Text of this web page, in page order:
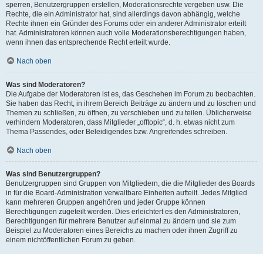
sperren, Benutzergruppen erstellen, Moderationsrechte vergeben usw. Die
Rechte, die ein Administrator hat, sind allerdings davon abhängig, welche
Rechte ihnen ein Gründer des Forums oder ein anderer Administrator erteilt
hat. Administratoren können auch volle Moderationsberechtigungen haben,
wenn ihnen das entsprechende Recht erteilt wurde.
Nach oben
Was sind Moderatoren?
Die Aufgabe der Moderatoren ist es, das Geschehen im Forum zu beobachten.
Sie haben das Recht, in ihrem Bereich Beiträge zu ändern und zu löschen und
Themen zu schließen, zu öffnen, zu verschieben und zu teilen. Üblicherweise
verhindern Moderatoren, dass Mitglieder „offtopic“, d. h. etwas nicht zum
Thema Passendes, oder Beleidigendes bzw. Angreifendes schreiben.
Nach oben
Was sind Benutzergruppen?
Benutzergruppen sind Gruppen von Mitgliedern, die die Mitglieder des Boards
in für die Board-Administration verwaltbare Einheiten aufteilt. Jedes Mitglied
kann mehreren Gruppen angehören und jeder Gruppe können
Berechtigungen zugeteilt werden. Dies erleichtert es den Administratoren,
Berechtigungen für mehrere Benutzer auf einmal zu ändern und sie zum
Beispiel zu Moderatoren eines Bereichs zu machen oder ihnen Zugriff zu
einem nichtöffentlichen Forum zu geben.